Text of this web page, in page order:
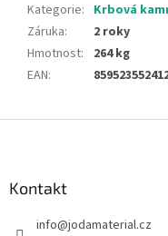
Kategorie: Krbová
Záruka:
2 roky
Hmotnost:
264 kg
EAN:
Kontakt
info@jodamaterial.cz